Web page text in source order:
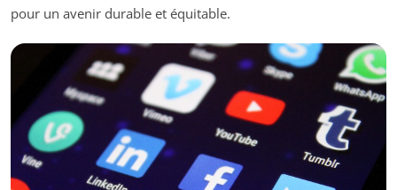
pour un avenir durable et équitable.